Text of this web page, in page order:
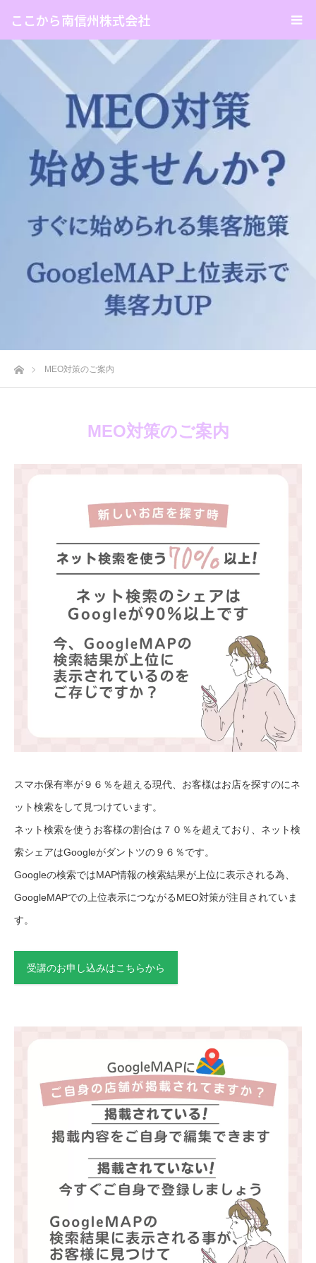
ここから南信州株式会社
ホームMEO対策のご案内
MEO対策のご案内
スマホ保有率が９６％を超える現代、お客様はお店を探すのにネ
ット検索をして見つけています。
ネット検索を使うお客様の割合は７０％を超えており、ネット検
索シェアはGoogleがダントツの９６％です。
Googleの検索ではMAP情報の検索結果が上位に表示される為、
GoogleMAPでの上位表示につながるMEO対策が注目されていま
す。
受講のお申し込みはこちらから